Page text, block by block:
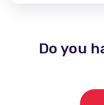
Do you